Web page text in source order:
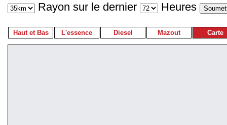
Rayon sur le dernier Heures
Haut et Bas L'essence Diesel Mazout Carte